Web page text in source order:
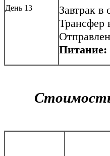
День 13
Завтрак в
Трансфер
Питание: